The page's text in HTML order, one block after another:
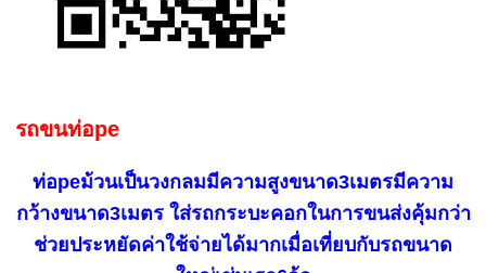
รถขนท่อpe
ท่อpeม้วนเป็นวงกลมมีความสูงขนาด3เมตรมีความ
กว้างขนาด3เมตร ใส่รถกระบะคอกในการขนส่งคุ้มกว่า
ช่วยประหยัดค่าใช้จ่ายได้มากเมื่อเที่ยบกับรถขนาด